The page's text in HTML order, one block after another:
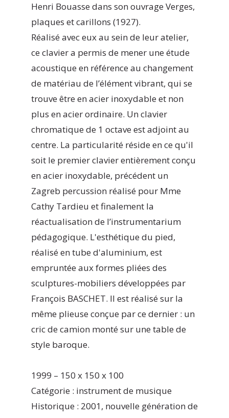
Henri Bouasse dans son ouvrage Verges,
plaques et carillons (1927).
Réalisé avec eux au sein de leur atelier,
ce clavier a permis de mener une étude
acoustique en référence au changement
de matériau de l’élément vibrant, qui se
trouve être en acier inoxydable et non
plus en acier ordinaire. Un clavier
chromatique de 1 octave est adjoint au
centre. La particularité réside en ce qu'il
soit le premier clavier entièrement conçu
en acier inoxydable, précédent un
Zagreb percussion réalisé pour Mme
Cathy Tardieu et finalement la
réactualisation de l’instrumentarium
pédagogique. L'esthétique du pied,
réalisé en tube d'aluminium, est
empruntée aux formes pliées des
sculptures-mobiliers développées par
François BASCHET. Il est réalisé sur la
même plieuse conçue par ce dernier : un
cric de camion monté sur une table de
style baroque.
1999 – 150 x 150 x 100
Catégorie : instrument de musique
Historique : 2001, nouvelle génération de